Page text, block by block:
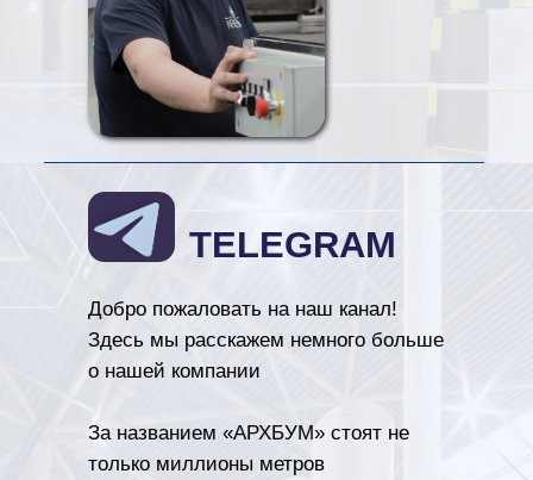
Добро пожаловать на наш канал!
Здесь мы расскажем немного больше
о нашей компании
За названием «АРХБУМ» стоят не
только миллионы метров
TELEGRAM